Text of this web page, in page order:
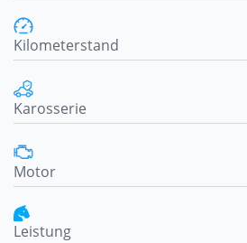
Kilometerstand
Karosserie
Motor
Leistung